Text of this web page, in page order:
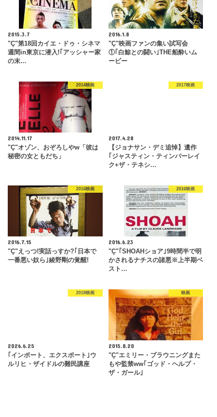
2015.3.7
"Ç"第18回カイエ・ドゥ・シネマ
週間in東京に潜入!｢アッシャー家
の末…
2016.1.8
"Ç"映画ファンの集い試写会
①｢白鯨との闘い｣THE船酔いム
ービー
2014映画
2014.11.17
"Ç"オゾン、おぞろしやw「彼は
秘密の女ともだち」
2017映画
2017.4.28
【ジョナサン・デミ追悼】遺作
｢ジャスティン・ティンバーレイ
ク+ザ・テネシ…
2016映画
2016.7.15
"Ç"えっつ!実話っすか?｢日本で
一番悪い奴ら｣綾野剛の覚醒!
2016映画
2016.6.23
"Ç"｢SHOAHショア｣9時間半で明
かされるナチスの諸悪※上半期ベ
スト…
2018映画
2026.6.25
｢インポート、エクスポート｣ウ
ルリヒ・ザイドルの難民講座
映画
2015.8.20
"Ç"エミリー・ブラウニングまた
もや監禁ww｢ゴッド・ヘルプ・
ザ・ガール｣